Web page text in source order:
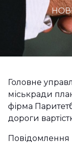
Головне
міськради
фірма
дороги
Повідомлення